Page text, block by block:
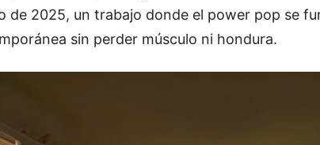
de 2025, un trabajo donde el power pop se
sin perder músculo ni hondura.